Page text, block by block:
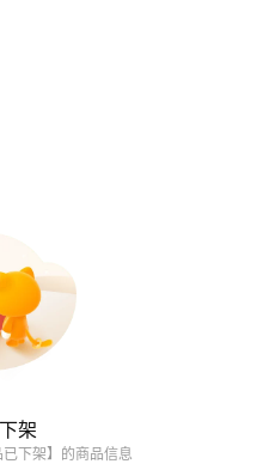
架
下架】的商品信息